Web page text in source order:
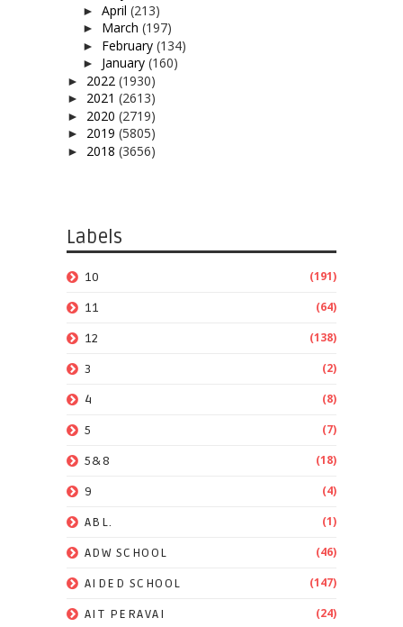
► April (213)
► March (197)
► February (134)
► January (160)
► 2022 (1930)
► 2021 (2613)
► 2020 (2719)
► 2019 (5805)
► 2018 (3656)
Labels
10 (191)
11 (64)
12 (138)
3 (2)
4 (8)
5 (7)
5&8 (18)
9 (4)
ABL. (1)
ADW SCHOOL (46)
AIDED SCHOOL (147)
AIT PERAVAI (24)